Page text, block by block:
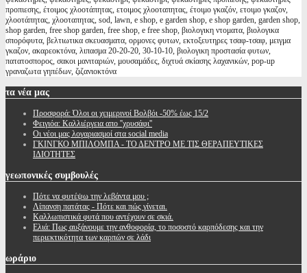
προπιεσης, έτοιμος χλοοτάπητας, ετοιμος χλοοταπητας, έτοιμο γκαζόν, ετοιμο γκαζον,
χλοοτάπητας, χλοοταπητας, sod, lawn, e shop, e garden shop, e shop garden, garden shop,
shop garden, free shop garden, free shop, e free shop, βιολογικη ντοματα, βιολογικα
σπορόφυτα, βελτιωτικα σκευασματα, ορμονες φυτων, εκτοξευτηρες τσαφ-τσαφ, μειγμα
γκαζον, ακαρεοκτόνα, λιπασμα 20-20-20, 30-10-10, βιολογικη προστασία φυτων,
πατατοσπορος, σακοι μανιταριών, μουσαμάδες, διχτυά σκίασης λαχανικών, pop-up
γραναζωτα γηπέδων, ζιζανιοκτόνα
τα νέα μας
Προσφορά: Όλοι οι χειμερινοί Βολβόι -50% έως 15/2
Φειγιόα: Καλλιέργεια απο ''χρυσάφι''
Oι νέοι μας λογαριασμοί στα social media
ΓΚΙΝΓΚΟ ΜΠΙΛΟΜΠΑ - ΤΟ ΔΕΝΤΡΟ ΜΕ ΤΙΣ ΘΕΡΑΠΕΥΤΙΚΕΣ
ΙΔΙΟΤΗΤΕΣ
γεωπονικές συμβουλές
Πότε να φυτέψω την λεβάντα μου ;
Λίπανση πατάτας - Πότε και πώς γίνεται.
Καλλωπιστικά φυτά που αντέχουν σε σκιά.
Ελιά: Πως αυξάνουμε την ανθοφορία, το ποσοστό καρπόδεσης και την
περιεκτικότητα των καρπών σε λάδι
ωράριο